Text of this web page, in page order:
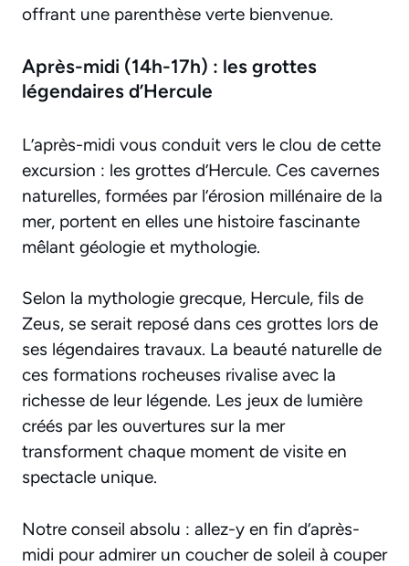
offrant une parenthèse verte bienvenue.
Après-midi (14h-17h) : les grottes
légendaires d’Hercule
L’après-midi vous conduit vers le clou de cette
excursion : les grottes d’Hercule. Ces cavernes
naturelles, formées par l’érosion millénaire de la
mer, portent en elles une histoire fascinante
mêlant géologie et mythologie.
Selon la mythologie grecque, Hercule, fils de
Zeus, se serait reposé dans ces grottes lors de
ses légendaires travaux. La beauté naturelle de
ces formations rocheuses rivalise avec la
richesse de leur légende. Les jeux de lumière
créés par les ouvertures sur la mer
transforment chaque moment de visite en
spectacle unique.
Notre conseil absolu : allez-y en fin d’après-
midi pour admirer un coucher de soleil à couper